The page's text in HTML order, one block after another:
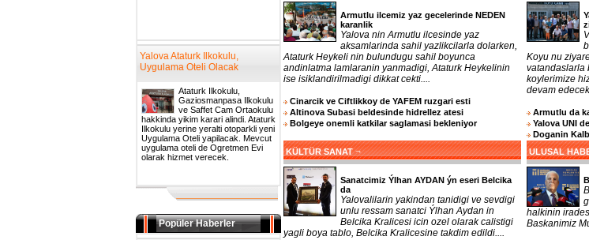
Yalova Ataturk Ilkokulu,
Uygulama Oteli Olacak
Ataturk Ilkokulu,
Gaziosmanpasa Ilkokulu
ve Saffet Cam Ortaokulu
hakkinda yikim karari alindi. Ataturk
Ilkokulu yerine yeralti otoparkli yeni
Uygulama Oteli yapilacak. Mevcut
uygulama oteli de Ogretmen Evi
olarak hizmet verecek.
Popüler Haberler
Armutlu ilcemiz yaz gecelerinde NEDEN
karanlik
Yalova nin Armutlu ilcesinde yaz
aksamlarinda sahil yazlikcilarla dolarken,
Ataturk Heykeli nin bulundugu sahil boyunca
andinlatma lamlaranin yanmadigi, Ataturk Heykelinin
ise isiklandirilmadigi dikkat cekti....
Cinarcik ve Ciftlikkoy de YAFEM ruzgari esti
Altinova Subasi beldesinde hidrellez atesi
Bolgeye onemli katkilar saglamasi bekleniyor
Koyu nu
vatandaslarla
koylerimize
devam
Armutlu da
Yalova UNI
Doganin
KÜLTÜR SANAT ¬
Sanatcimiz Ýlhan AYDAN ýn eseri Belcika
da
Yalovalilarin yakindan tanidigi ve sevdigi
unlu ressam sanatci Ýlhan Aydan in
Belcika Kralicesi icin ozel olarak calistigi
yagli boya tablo, Belcika Kralicesine takdim edildi....
ULUSAL
halkinin
Baskanimiz